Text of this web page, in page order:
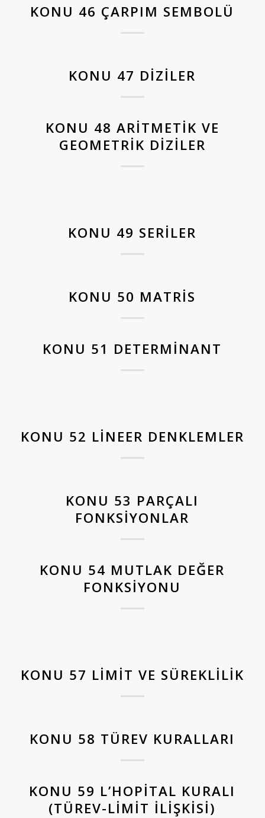
KONU 46 ÇARPIM SEMBOLÜ
KONU 47 DIZILER
KONU 48 ARITMETIK VE
GEOMETRIK DIZILER
KONU 49 SERILER
KONU 50 MATRIS
KONU 51 DETERMINANT
KONU 52 LINEER DENKLEMLER
KONU 53 PARÇALI
FONKSIYONLAR
KONU 54 MUTLAK DEĞER
FONKSIYONU
KONU 57 LIMIT VE SÜREKLILIK
KONU 58 TÜREV KURALLARI
KONU 59 L’HOPITAL KURALI
(TÜREV-LIMIT İLIŞKISI)